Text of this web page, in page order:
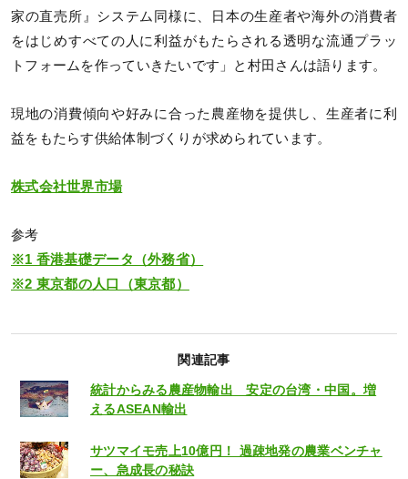
家の直売所』システム同様に、日本の生産者や海外の消費者
をはじめすべての人に利益がもたらされる透明な流通プラッ
トフォームを作っていきたいです」と村田さんは語ります。
現地の消費傾向や好みに合った農産物を提供し、生産者に利
益をもたらす供給体制づくりが求められています。
株式会社世界市場
参考
※1 香港基礎データ（外務省）
※2 東京都の人口（東京都）
関連記事
統計からみる農産物輸出 安定の台湾・中国。増
えるASEAN輸出
サツマイモ売上10億円！ 過疎地発の農業ベンチャ
ー、急成長の秘訣